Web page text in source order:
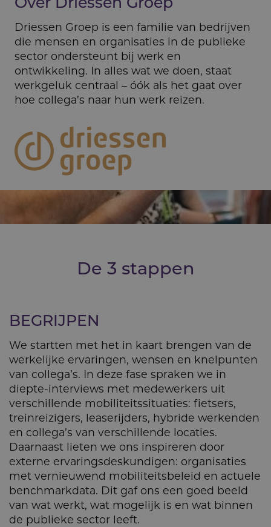
Driessen Groep is een familie van bedrijven
die mensen en organisaties in de publieke
sector ondersteunt bij werk en
ontwikkeling. In alles wat we doen, staat
werkgeluk centraal – óók als het gaat over
hoe collega’s naar hun werk reizen.
De 3 stappen
BEGRIJPEN
We startten met het in kaart brengen van de
werkelijke ervaringen, wensen en knelpunten
van collega’s. In deze fase spraken we in
diepte-interviews met medewerkers uit
verschillende mobiliteitssituaties: fietsers,
treinreizigers, leaserijders, hybride werkenden
en collega’s van verschillende locaties.
Daarnaast lieten we ons inspireren door
externe ervaringsdeskundigen: organisaties
met vernieuwend mobiliteitsbeleid en actuele
benchmarkdata. Dit gaf ons een goed beeld
van wat werkt, wat mogelijk is en wat binnen
de publieke sector leeft.